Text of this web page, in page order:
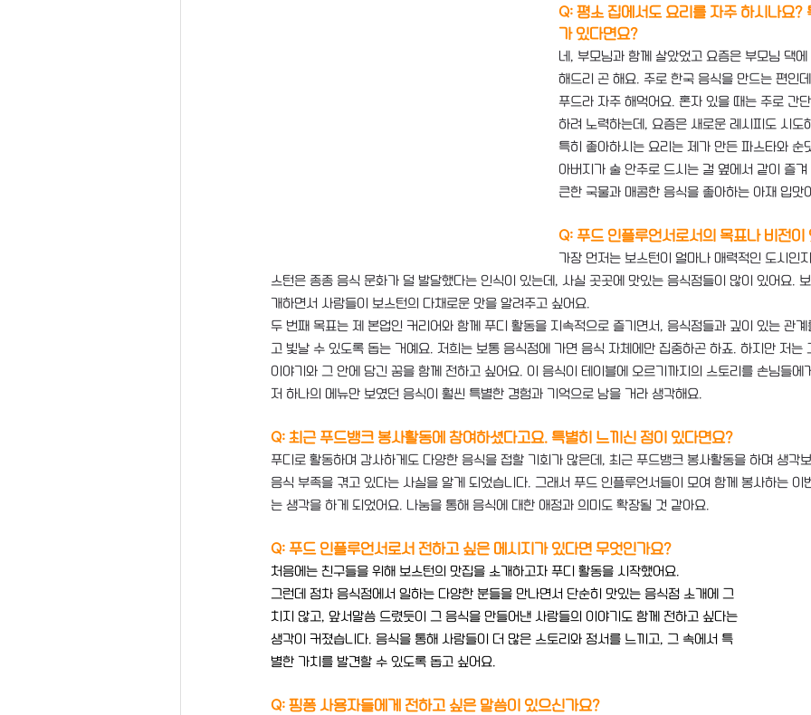
Q: 평소 집에서도 요리를 자주 하시나요?
가 있다면요?
네, 부모님과 함께 살았었고 요즘은 부모님 댁에
해드리 곤 해요. 주로 한국 음식을 만드는 편인
푸드라 자주 해먹어요. 혼자 있을 때는 주로 간
하려 노력하는데, 요즘은 새로운 레시피도 시도
특히 좋아하시는 요리는 제가 만든 파스타와 순
아버지가 술 안주로 드시는 걸 옆에서 같이 즐
큰한 국물과 매콤한 음식을 좋아하는 아재 입맛
Q: 푸드 인플루언서로서의 목표나 비전이
가장 먼저는 보스턴이 얼마나 매력적인 도시인
스턴은 종종 음식 문화가 덜 발달했다는 인식이 있는데, 사실 곳곳에 맛있는 음식점들이 많이 있어요.
개하면서 사람들이 보스턴의 다채로운 맛을 알려주고 싶어요.
두 번째 목표는 제 본업인 커리어와 함께 푸디 활동을 지속적으로 즐기면서, 음식점들과 깊이 있는 관
고 빛날 수 있도록 돕는 거예요. 저희는 보통 음식점에 가면 음식 자체에만 집중하곤 하죠. 하지만 저는
이야기와 그 안에 담긴 꿈을 함께 전하고 싶어요. 이 음식이 테이블에 오르기까지의 스토리를 손님들에
저 하나의 메뉴만 보였던 음식이 훨씬 특별한 경험과 기억으로 남을 거라 생각해요.
Q: 최근 푸드뱅크 봉사활동에 참여하셨다고요. 특별히 느끼신 점이 있다면요?
푸디로 활동하며 감사하게도 다양한 음식을 접할 기회가 많은데, 최근 푸드뱅크 봉사활동을 하며 생각
음식 부족을 겪고 있다는 사실을 알게 되었습니다. 그래서 푸드 인플루언서들이 모여 함께 봉사하는 이
는 생각을 하게 되었어요. 나눔을 통해 음식에 대한 애정과 의미도 확장될 것 같아요.
Q: 푸드 인플루언서로서 전하고 싶은 메시지가 있다면 무엇인가요?
처음에는 친구들을 위해 보스턴의 맛집을 소개하고자 푸디 활동을 시작했어요.
그런데 점차 음식점에서 일하는 다양한 분들을 만나면서 단순히 맛있는 음식점 소개에 그
치지 않고, 앞서말씀 드렸듯이 그 음식을 만들어낸 사람들의 이야기도 함께 전하고 싶다는
생각이 커졌습니다. 음식을 통해 사람들이 더 많은 스토리와 정서를 느끼고, 그 속에서 특
별한 가치를 발견할 수 있도록 돕고 싶어요.
Q: 핑퐁 사용자들에게 전하고 싶은 말씀이 있으신가요?